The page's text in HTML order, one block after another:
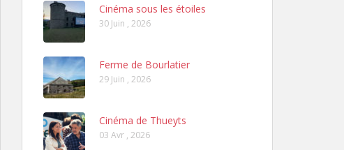
Cinéma sous les étoiles
30 Juin , 2026
Ferme de Bourlatier
29 Juin , 2026
Cinéma de Thueyts
03 Avr , 2026